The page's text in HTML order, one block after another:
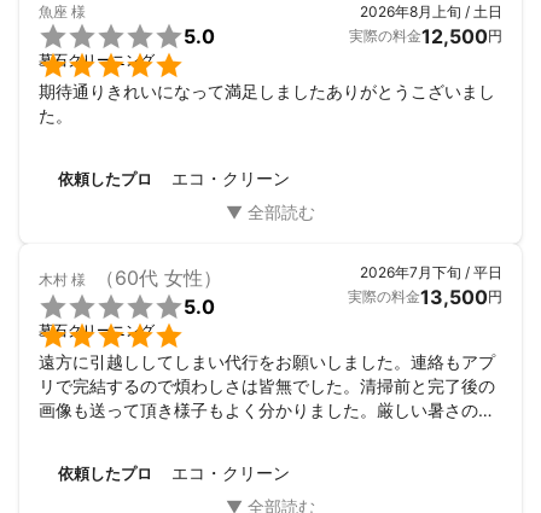
魚座 様


5.0
墓石クリーニング
2026年8月上旬 / 土日
実際の料金12,500円
期待通りきれいになって満足しましたありがとうこざいまし
た。
依頼したプロ エコ・クリーン
木村 様 （60代 女性）


5.0
墓石クリーニング
2026年7月下旬 / 平日
実際の料金13,500円
遠方に引越ししてしまい代行をお願いしました。連絡もアプ
リで完結するので煩わしさは皆無でした。清掃前と完了後の
画像も送って頂き様子もよく分かりました。厳しい暑さの中
依頼したプロ エコ・クリーン